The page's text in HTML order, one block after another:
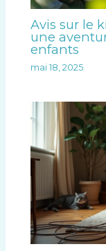
Avis sur le
une
enfants
mai 18, 2025